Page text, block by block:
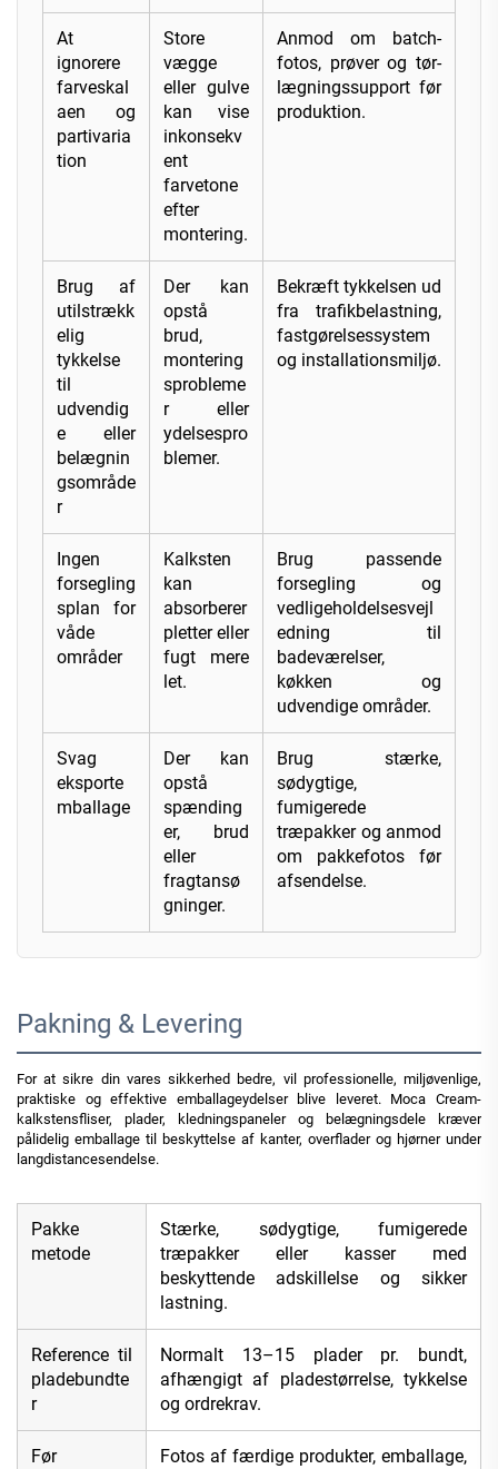
At
ignorere
farveskal
aen og
partivaria
tion
Store
vægge
eller gulve
kan vise
inkonsekv
ent
farvetone
efter
montering.
Anmod om batch-
fotos, prøver og tør-
lægningssupport før
produktion.
Brug af
utilstrækk
elig
tykkelse
til
udvendig
e eller
belægnin
gsområde
r
Der kan
opstå
brud,
montering
sprobleme
r eller
ydelsespro
blemer.
Bekræft tykkelsen ud
fra trafikbelastning,
fastgørelsessystem
og installationsmiljø.
Ingen
forsegling
splan for
våde
områder
Kalksten
kan
absorberer
pletter eller
fugt mere
let.
Brug passende
forsegling og
vedligeholdelsesvejl
edning til
badeværelser,
køkken og
udvendige områder.
Svag
eksporte
mballage
Der kan
opstå
spænding
er, brud
eller
fragtansø
gninger.
Brug stærke,
sødygtige,
fumigerede
træpakker og anmod
om pakkefotos før
afsendelse.
Pakning & Levering
For at sikre din vares sikkerhed bedre, vil professionelle, miljøvenlige,
praktiske og effektive emballageydelser blive leveret. Moca Cream-
kalkstensfliser, plader, kledningspaneler og belægningsdele kræver
pålidelig emballage til beskyttelse af kanter, overflader og hjørner under
langdistancesendelse.
Pakke
metode
Stærke, sødygtige, fumigerede
træpakker eller kasser med
beskyttende adskillelse og sikker
lastning.
Reference til
pladebundte
r
Normalt 13–15 plader pr. bundt,
afhængigt af pladestørrelse, tykkelse
og ordrekrav.
Før
Fotos af færdige produkter, emballage,